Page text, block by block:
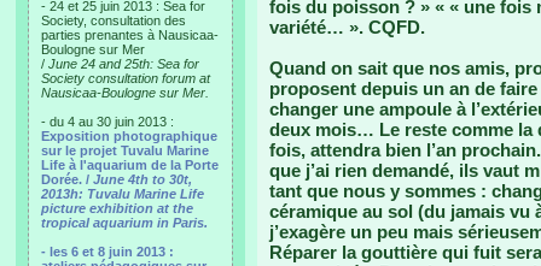
- 24 et 25 juin 2013 : Sea for
Society, consultation des
parties prenantes à Nausicaa-
Boulogne sur Mer
/ June 24 and 25th: Sea for
Society consultation forum at
Nausicaa-Boulogne sur Mer.
- du 4 au 30 juin 2013 :
Exposition photographique
sur le projet Tuvalu Marine
Life à l'aquarium de la Porte
Dorée. / June 4th to 30t,
2013h: Tuvalu Marine Life
picture exhibition at the
tropical aquarium in Paris.
- les 6 et 8 juin 2013 :
fois du poisson ? » « « une fois
variété… ». CQFD.
Quand on sait que nos amis,
proposent depuis un an de
changer une ampoule à
deux mois… Le reste comme la
fois, attendra bien l’an
que j’ai rien demandé, ils vaut
tant que nous y sommes :
céramique au sol (du jamais
j’exagère un peu mais
Réparer la gouttière qui fuit